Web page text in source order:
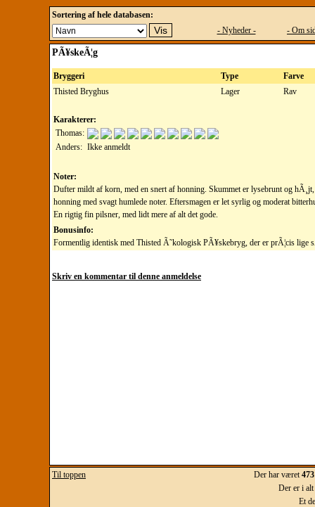
Sortering af hele databasen:
- Nyheder -
- Om
PÃ¥skeÃ¦g
Bryggeri Type
Farve
Thisted Bryghus
Lager Rav
Karakterer:
Thomas:
Anders: Ikke anmeldt
Noter:
Dufter mildt af korn, med en snert af honning. Skummet er lysebrunt og
honning med svagt humlede noter. Eftersmagen er let syrlig og moderat
En rigtig fin pilsner, med lidt mere af alt det gode.
Bonusinfo:
Formentlig identisk med Thisted Ã˜kologisk PÃ¥skebryg, der er prÃ¦cis lige
Skriv en kommentar til denne anmeldelse
Til toppen Der har været
Der er i alt
Et